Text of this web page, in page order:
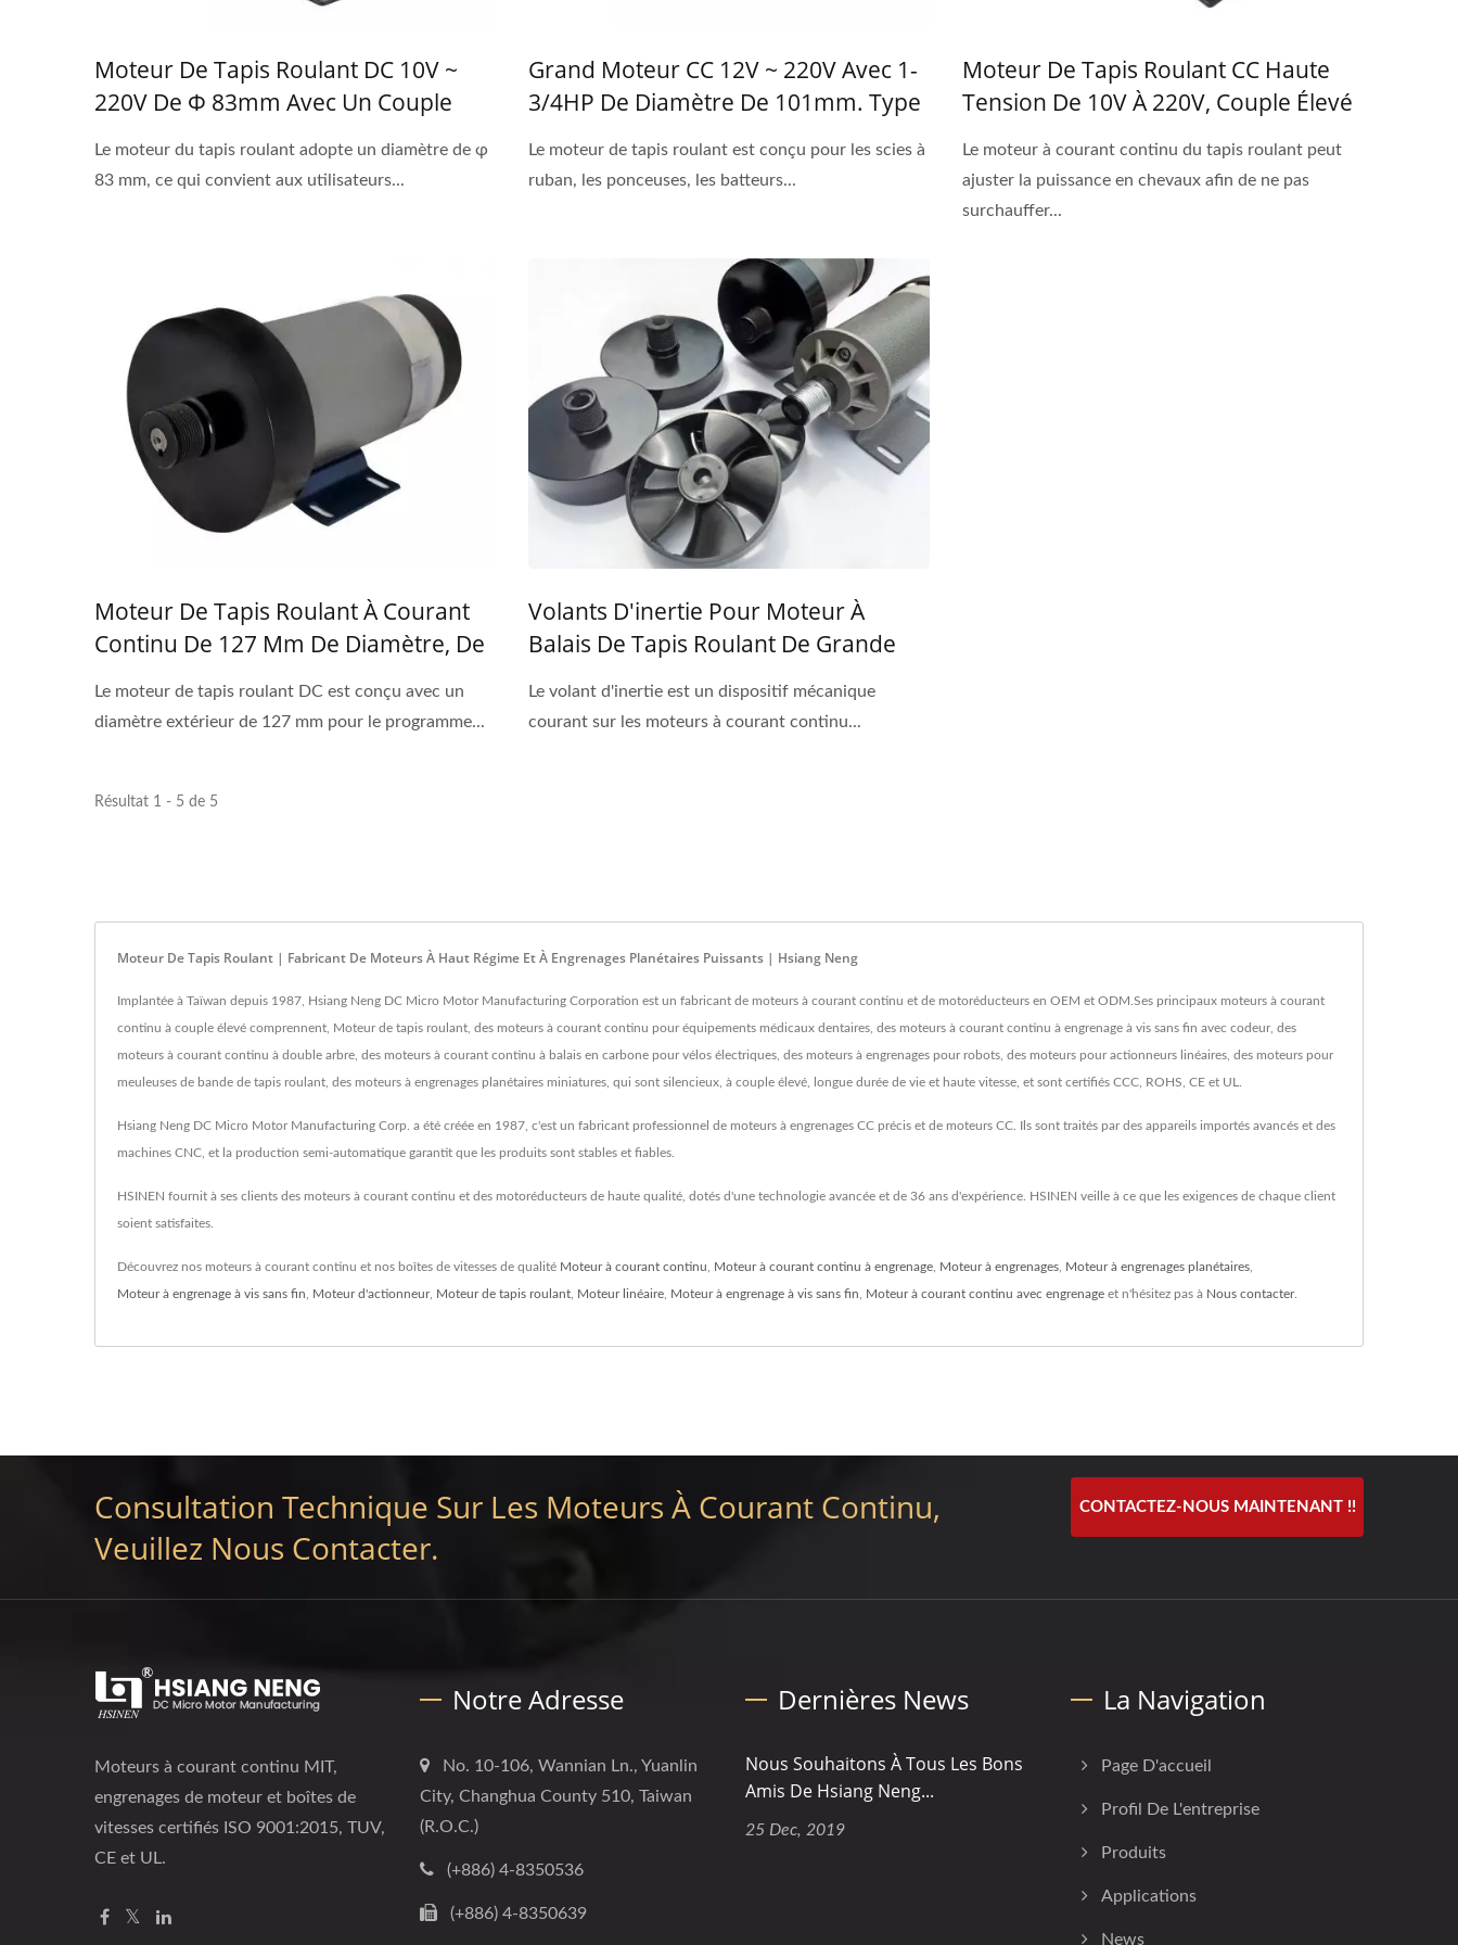
Moteur De Tapis Roulant DC 10V ~
220V De Φ 83mm Avec Un Couple
Le moteur du tapis roulant adopte un diamètre de φ
83 mm, ce qui convient aux utilisateurs...
Grand Moteur CC 12V ~ 220V Avec 1-
3/4HP De Diamètre De 101mm. Type
Le moteur de tapis roulant est conçu pour les scies à
ruban, les ponceuses, les batteurs...
Moteur De Tapis Roulant CC Haute
Tension De 10V À 220V, Couple Élevé
De 1,25 CV, De Grande Taille Avec Un
Diamètre Extérieur De 105 Mm
Le moteur à courant continu du tapis roulant peut
ajuster la puissance en chevaux afin de ne pas
surchauffer...
Moteur De Tapis Roulant À Courant
Continu De 127 Mm De Diamètre, De
Fonctionnement De 10V À 180V
Le moteur de tapis roulant DC est conçu avec un
diamètre extérieur de 127 mm pour le programme...
Volants D'inertie Pour Moteur À
Balais De Tapis Roulant De Grande
De 31 Kg-Cm
Le volant d'inertie est un dispositif mécanique
courant sur les moteurs à courant continu...
Résultat 1 - 5 de 5
Moteur De Tapis Roulant | Fabricant De Moteurs À Haut Régime Et À Engrenages Planétaires Puissants | Hsiang Neng
Implantée à Taïwan depuis 1987, Hsiang Neng DC Micro Motor Manufacturing Corporation est un fabricant de moteurs à courant continu et de motoréducteurs en OEM et ODM.Ses principaux moteurs à courant
continu à couple élevé comprennent, Moteur de tapis roulant, des moteurs à courant continu pour équipements médicaux dentaires, des moteurs à courant continu à engrenage à vis sans fin avec codeur, des
moteurs à courant continu à double arbre, des moteurs à courant continu à balais en carbone pour vélos électriques, des moteurs à engrenages pour robots, des moteurs pour actionneurs linéaires, des moteurs pour
meuleuses de bande de tapis roulant, des moteurs à engrenages planétaires miniatures, qui sont silencieux, à couple élevé, longue durée de vie et haute vitesse, et sont certifiés CCC, ROHS, CE et UL.
Hsiang Neng DC Micro Motor Manufacturing Corp. a été créée en 1987, c'est un fabricant professionnel de moteurs à engrenages CC précis et de moteurs CC. Ils sont traités par des appareils importés avancés et des
machines CNC, et la production semi-automatique garantit que les produits sont stables et fiables.
HSINEN fournit à ses clients des moteurs à courant continu et des motoréducteurs de haute qualité, dotés d'une technologie avancée et de 36 ans d'expérience. HSINEN veille à ce que les exigences de chaque client
soient satisfaites.
Découvrez nos moteurs à courant continu et nos boîtes de vitesses de qualité Moteur à courant continu Moteur à courant continu à engrenage Moteur à engrenages Moteur à engrenages planétaires
Moteur à engrenage à vis sans fin Moteur d'actionneur, Moteur de tapis roulant Moteur linéaire Moteur à engrenage à vis sans fin Moteur à courant continu avec engrenage et n'hésitez pas à Nous contacter.
Consultation Technique Sur Les Moteurs À Courant Continu,
Veuillez Nous Contacter.
CONTACTEZ-NOUS MAINTENANT !!
Moteurs à courant continu MIT,
engrenages de moteur et boîtes de
vitesses certifiés ISO 9001:2015, TUV,
CE et UL.
Notre Adresse
No. 10-106, Wannian Ln., Yuanlin
City, Changhua County 510, Taiwan
(R.O.C.)
(+886) 4-8350536
(+886) 4-8350639
Dernières News
Nous Souhaitons À Tous Les Bons
Amis De Hsiang Neng...
25 Dec, 2019
La Navigation
Page D'accueil
Profil De L'entreprise
Produits
Applications
News